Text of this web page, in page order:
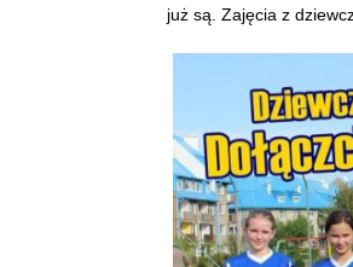
już są. Zajęcia z